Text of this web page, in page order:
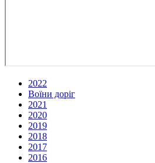
2022
Воїни доріг
2021
2020
2019
2018
2017
2016